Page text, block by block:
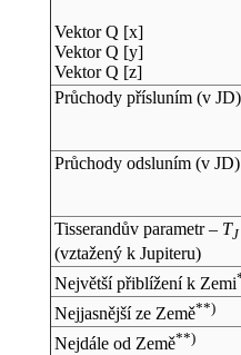
Vektor Q [x]
Vektor Q [y]
Vektor Q [z]
Průchody přísluním (v JD)
Průchody odsluním (v JD)
Tisserandův parametr – TJ
(vztažený k Jupiteru)
Největší přiblížení k Zemi
Nejjasnější ze Země**)
Nejdále od Země**)